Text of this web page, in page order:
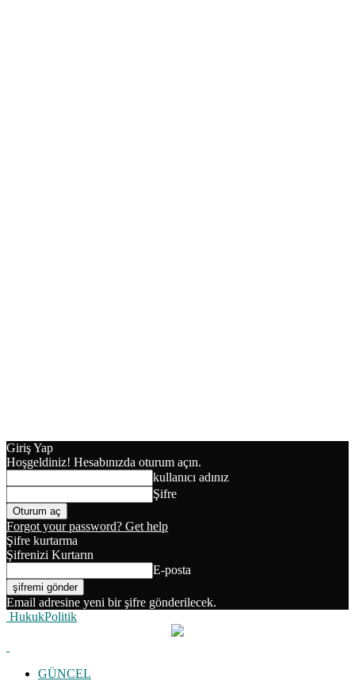
Giriş Yap
Hoşgeldiniz! Hesabınızda oturum açın.
kullanıcı adınız
Şifre
Forgot your password? Get help
Şifre kurtarma
Şifrenizi Kurtarın
E-posta
Email adresine yeni bir şifre gönderilecek.
HukukPolitik
GÜNCEL